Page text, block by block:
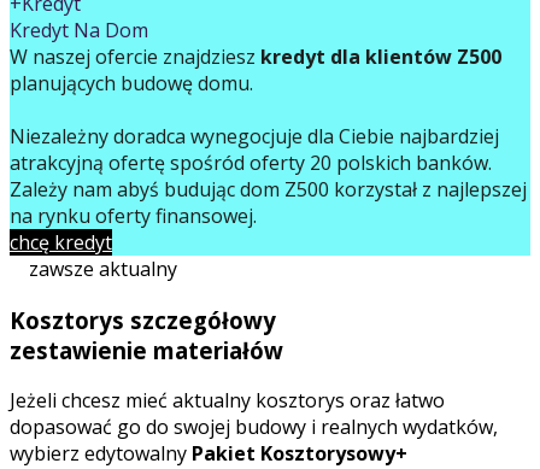
Kredyt Na Dom
W naszej ofercie znajdziesz kredyt dla klientów Z500
planujących budowę domu.
Niezależny doradca wynegocjuje dla Ciebie najbardziej
atrakcyjną ofertę spośród oferty 20 polskich banków.
Zależy nam abyś budując dom Z500 korzystał z najlepszej
na rynku oferty finansowej.
chcę kredyt
zawsze aktualny
Kosztorys szczegółowy
zestawienie materiałów
Jeżeli chcesz mieć aktualny kosztorys oraz łatwo
dopasować go do swojej budowy i realnych wydatków,
wybierz edytowalny Pakiet Kosztorysowy+